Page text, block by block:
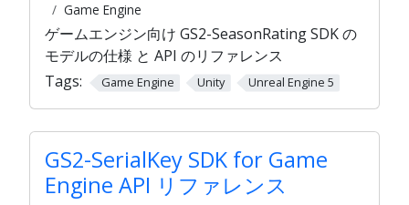
Game Engine
ゲームエンジン向け GS2-SeasonRating SDK の
モデルの仕様 と API のリファレンス
Tags:
Game Engine Unity Unreal Engine 5
GS2-SerialKey SDK for Game
Engine API リファレンス